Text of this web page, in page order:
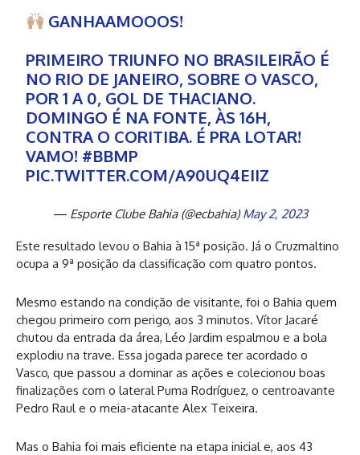
GANHAAMOOOS!
PRIMEIRO TRIUNFO NO BRASILEIRÃO É
NO RIO DE JANEIRO, SOBRE O VASCO,
POR 1 A 0, GOL DE THACIANO.
DOMINGO É NA FONTE, ÀS 16H,
CONTRA O CORITIBA. É PRA LOTAR!
VAMO! #BBMP
PIC.TWITTER.COM/A90UQ4EIIZ
— Esporte Clube Bahia (@ecbahia)May 2, 2023
Este resultado levou o Bahia à 15ª posição. Já o Cruzmaltino
ocupa a 9ª posição da classificação com quatro pontos.
Mesmo estando na condição de visitante, foi o Bahia quem
chegou primeiro com perigo, aos 3 minutos. Vítor Jacaré
chutou da entrada da área, Léo Jardim espalmou e a bola
explodiu na trave. Essa jogada parece ter acordado o
Vasco, que passou a dominar as ações e colecionou boas
finalizações com o lateral Puma Rodríguez, o centroavante
Pedro Raul e o meia-atacante Alex Teixeira.
Mas o Bahia foi mais eficiente na etapa inicial e, aos 43